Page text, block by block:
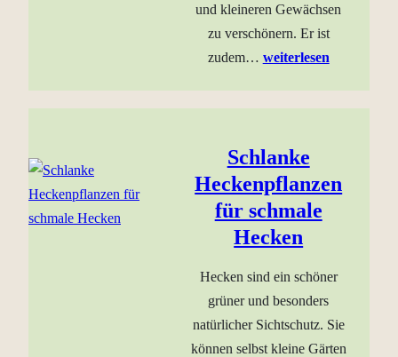
und kleineren Gewächsen
zu verschönern. Er ist
zudem… weiterlesen
Schlanke
Heckenpflanzen
für schmale
Hecken
Hecken sind ein schöner
grüner und besonders
natürlicher Sichtschutz. Sie
können selbst kleine Gärten